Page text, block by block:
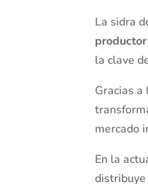
La sidra
la clave
Gracias
mercado
En la
distribuye